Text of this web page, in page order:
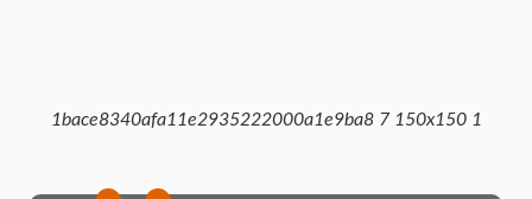
1bace8340afa11e2935222000a1e9ba8 7 150x150 1